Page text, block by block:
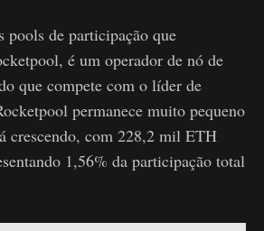
pools de participação que
é um operador de nó de
que compete com o líder de
permanece muito pequeno
crescendo, com 228,2 mil ETH
1,56% da participação total